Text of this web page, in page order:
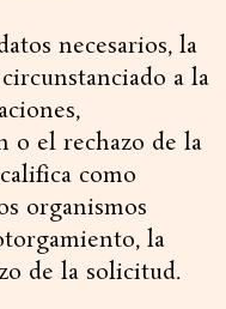
necesarios, la
a la
o el rechazo de la
como
organismos
la
de la solicitud.